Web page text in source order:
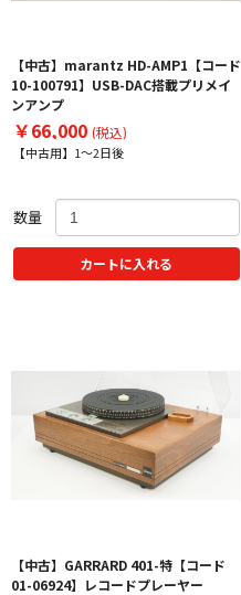
【中古】marantz HD-AMP1【コード
10-100791】USB-DAC搭載プリメイ
ンアンプ
￥66,000 (税込)
【中古用】1～2日後
数量
カートに入れる
【中古】GARRARD 401-特【コード
01-06924】レコードプレーヤー